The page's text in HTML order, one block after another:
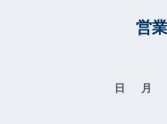
営
日 月